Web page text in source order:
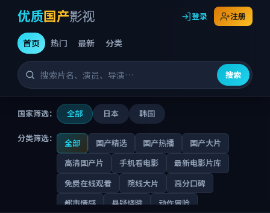
优质国产影视
首页 热门 最新 分类
搜索
登录 注册
国家筛选： 全部 日本 韩国
分类筛选： 全部 国产精选 国产热播
国产大片
高清国产片
手机看电影
最新电影片库
免费在线观看
院线大片
高分口碑
都市情感
悬疑烧脑
动作冒险